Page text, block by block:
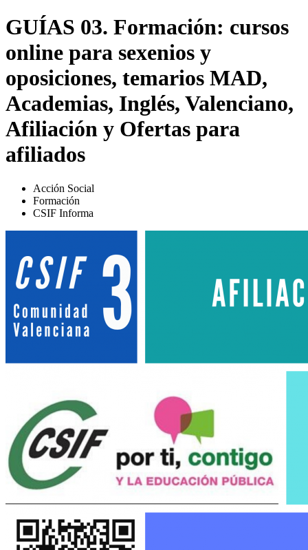
GUÍAS 03. Formación: cursos
online para sexenios y
oposiciones, temarios MAD,
Academias, Inglés, Valenciano,
Afiliación y Ofertas para
afiliados
Acción Social
Formación
CSIF Informa